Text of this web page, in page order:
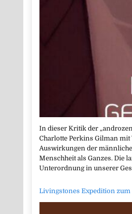
In dieser Kritik der
Charlotte Perkins Gilman
Auswirkungen der
Menschheit als Ganzes. Die
Unterordnung in unserer
Livingstones Expedition zum